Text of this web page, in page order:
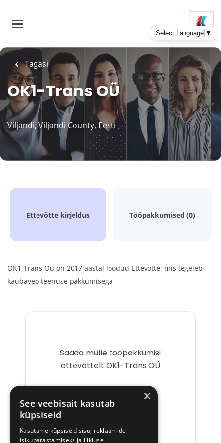
main
Tagasi
OK1-Trans OÜ
Viljandi, Viljandi County, Eesti
Ettevõtte kirjeldus Tööpakkumised (0)
OK1-Trans Oü on 2017 aastal loodud Ettevõtte, mis tegeleb
kaubaveo teenuse pakkumisega
Saada mulle tööpakkumisi
ettevõttelt OK1-Trans OÜ
post
×
See veebisait kasutab
küpsiseid
Kasutame küpsiseid sisu, reklaamide
isikupärastamiseks ja liikluse